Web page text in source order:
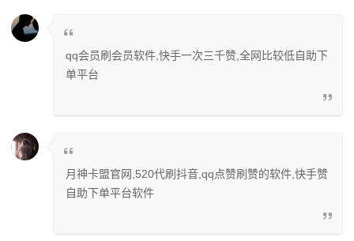
qq会员刷会员软件,快手一次三千赞,全网比较低自助下
单平台
月神卡盟官网,520代刷抖音,qq点赞刷赞的软件,快手赞
自助下单平台软件